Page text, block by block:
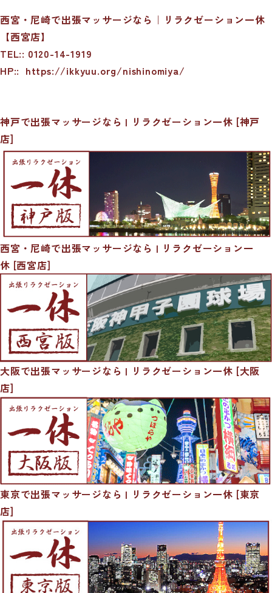
西宮・尼崎で出張マッサージなら｜リラクゼーション一休
【西宮店】
TEL:: 0120-14-1919
HP:: https://ikkyuu.org/nishinomiya/
神戸で出張マッサージなら | リラクゼーション一休 [神戸
店]
西宮・尼崎で出張マッサージなら | リラクゼーション一
休 [西宮店]
大阪で出張マッサージなら | リラクゼーション一休 [大阪
店]
東京で出張マッサージなら | リラクゼーション一休 [東京
店]